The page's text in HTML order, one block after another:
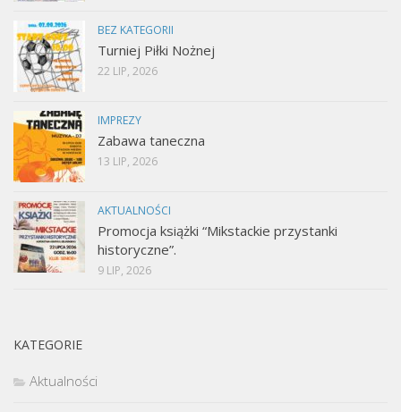
BEZ KATEGORII
Turniej Piłki Nożnej
22 LIP, 2026
IMPREZY
Zabawa taneczna
13 LIP, 2026
AKTUALNOŚCI
Promocja książki “Mikstackie przystanki
historyczne”.
9 LIP, 2026
KATEGORIE
Aktualności